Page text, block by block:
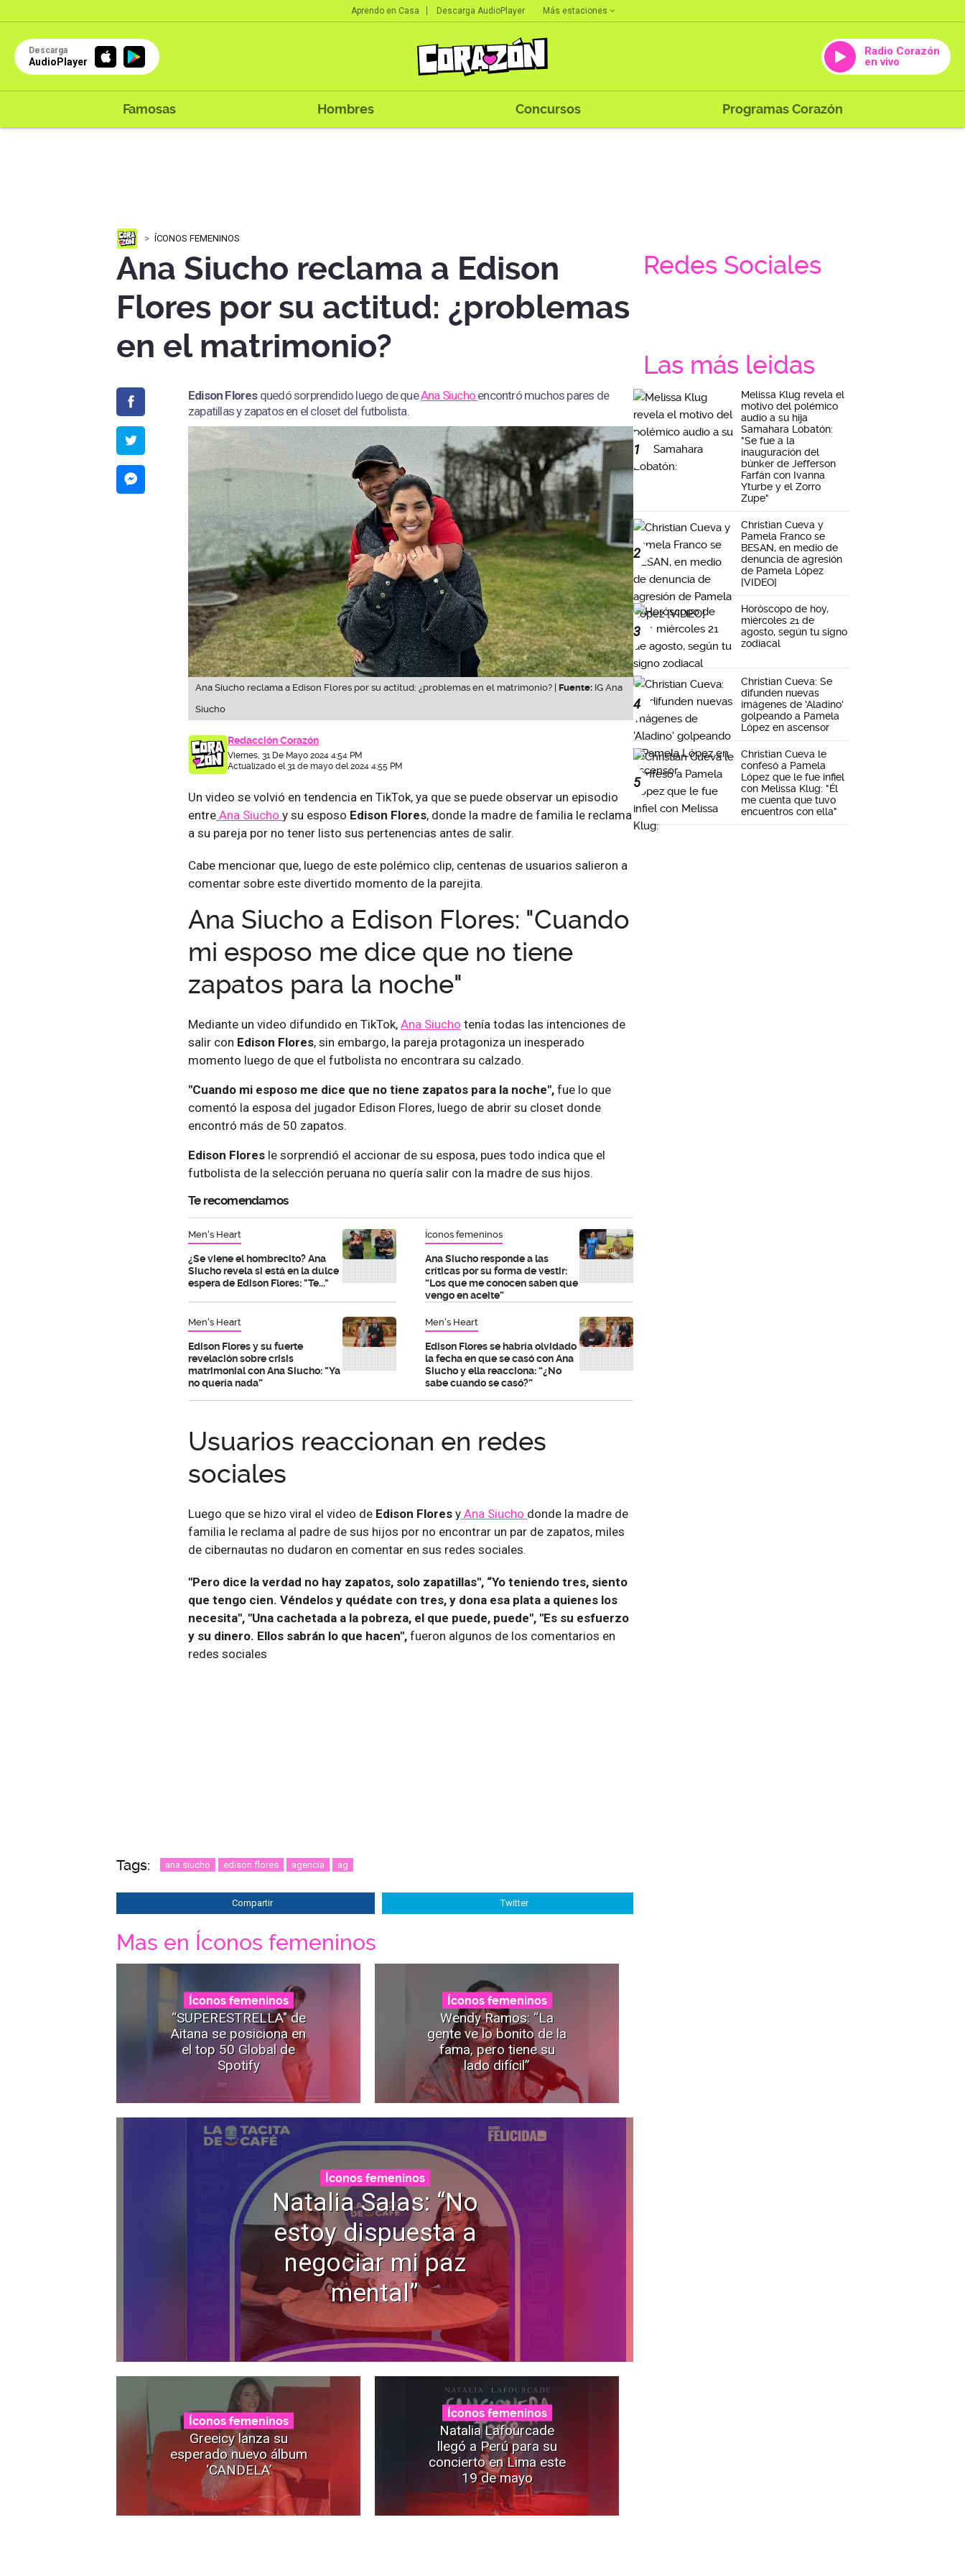
Aprendo en Casa Descarga AudioPlayer Más estaciones
Descarga
AudioPlayer
Radio Corazón
en vivo
Famosas Hombres Concursos Programas Corazón
ÍCONOS FEMENINOS
Ana Siucho reclama a Edison
Flores por su actitud: ¿problemas
en el matrimonio?
Edison Flores quedó sorprendido luego de queAna Siucho encontró muchos pares de
zapatillas y zapatos en el closet del futbolista.
Ana Siucho reclama a Edison Flores por su actitud: ¿problemas en el matrimonio? | Fuente: IG Ana
Siucho
Redacción Corazón
Viernes, 31 De Mayo 2024 4:54 PM
Actualizado el 31 de mayo del 2024 4:55 PM
Un video se volvió en tendencia en TikTok, ya que se puede observar un episodio
entre Ana Siucho y su esposo Edison Flores, donde la madre de familia le reclama
a su pareja por no tener listo sus pertenencias antes de salir.
Cabe mencionar que, luego de este polémico clip, centenas de usuarios salieron a
comentar sobre este divertido momento de la parejita.
Ana Siucho a Edison Flores: "Cuando
mi esposo me dice que no tiene
zapatos para la noche"
Mediante un video difundido en TikTok, Ana Siucho tenía todas las intenciones de
salir con Edison Flores, sin embargo, la pareja protagoniza un inesperado
momento luego de que el futbolista no encontrara su calzado.
"Cuando mi esposo me dice que no tiene zapatos para la noche", fue lo que
comentó la esposa del jugador Edison Flores, luego de abrir su closet donde
encontró más de 50 zapatos.
Edison Flores le sorprendió el accionar de su esposa, pues todo indica que el
futbolista de la selección peruana no quería salir con la madre de sus hijos.
Te recomendamos
Men's Heart
¿Se viene el hombrecito? Ana
Siucho revela si está en la dulce
espera de Edison Flores: "Te..."
Íconos femeninos
Ana Siucho responde a las
críticas por su forma de vestir:
“Los que me conocen saben que
vengo en aceite”
Men's Heart
Edison Flores y su fuerte
revelación sobre crisis
matrimonial con Ana Siucho: "Ya
no quería nada”
Men's Heart
Edison Flores se habría olvidado
la fecha en que se casó con Ana
Siucho y ella reacciona: “¿No
sabe cuando se casó?”
Usuarios reaccionan en redes
sociales
Luego que se hizo viral el video de Edison Flores y Ana Siucho donde la madre de
familia le reclama al padre de sus hijos por no encontrar un par de zapatos, miles
de cibernautas no dudaron en comentar en sus redes sociales.
"Pero dice la verdad no hay zapatos, solo zapatillas", “Yo teniendo tres, siento
que tengo cien. Véndelos y quédate con tres, y dona esa plata a quienes los
necesita", "Una cachetada a la pobreza, el que puede, puede", "Es su esfuerzo
y su dinero. Ellos sabrán lo que hacen", fueron algunos de los comentarios en
redes sociales
Tags: ana siucho edison flores agencia ag
Compartir Twitter
Mas en Íconos femeninos
Íconos femeninos
“SUPERESTRELLA" de
Aitana se posiciona en
el top 50 Global de
Spotify
Íconos femeninos
Wendy Ramos: “La
gente ve lo bonito de la
fama, pero tiene su
lado difícil”
Íconos femeninos
Natalia Salas: “No
estoy dispuesta a
negociar mi paz
mental”
Íconos femeninos
Greeicy lanza su
esperado nuevo álbum
‘CANDELA’
Íconos femeninos
Natalia Lafourcade
llegó a Perú para su
concierto en Lima este
19 de mayo
Redes Sociales
Las más leidas
1
Melissa Klug revela el
motivo del polémico
audio a su hija
Samahara Lobatón:
"Se fue a la
inauguración del
búnker de Jefferson
Farfán con Ivanna
Yturbe y el Zorro
Zupe"
2
Christian Cueva y
Pamela Franco se
BESAN, en medio de
denuncia de agresión
de Pamela López
[VIDEO]
3
Horóscopo de hoy,
miércoles 21 de
agosto, según tu signo
zodiacal
4
Christian Cueva: Se
difunden nuevas
imágenes de 'Aladino'
golpeando a Pamela
López en ascensor
5
Christian Cueva le
confesó a Pamela
López que le fue infiel
con Melissa Klug: "Él
me cuenta que tuvo
encuentros con ella"